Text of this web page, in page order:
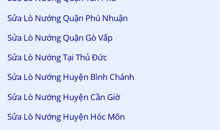
Sửa Lò Nướng Quận Phú Nhuận
Sửa Lò Nướng Quận Gò Vấp
Sửa Lò Nướng Tại Thủ Đức
Sửa Lò Nướng Huyện Bình Chánh
Sửa Lò Nướng Huyện Cần Giờ
Sửa Lò Nướng Huyện Hóc Môn